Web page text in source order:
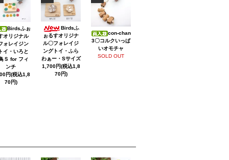
Birdsふぉ
オリジナル
ォレイジン
イ・いろと
Ｓ for フィ
ンチ
円(税込1,8
70円)
Birdsふ
ぉるすオリジナ
ル〇フォレイジ
ングトイ・ふら
わぁー・Sサイズ
1,700円(税込1,8
70円)
con-chan
3〇コルクいっぱ
いオモチャ
SOLD OUT